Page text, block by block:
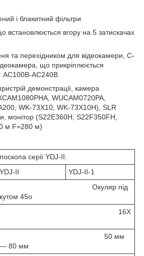
і блакитний фільтри
встановлюється вгору на 5 затискачах
та перехідником для відеокамери, C-
що прикріплюється
AC100В-AC240В
демонстрації, камера
WUCAM0720PA,
WK-73X10, WK-73X10H), SLR
монітор (S22E360H, S22F350FH,
м F=280 м)
серії YDJ-II:
YDJ-II
YDJ-II-1
Окуляр під
кутом 45o
16X
50 мм
— 80 мм